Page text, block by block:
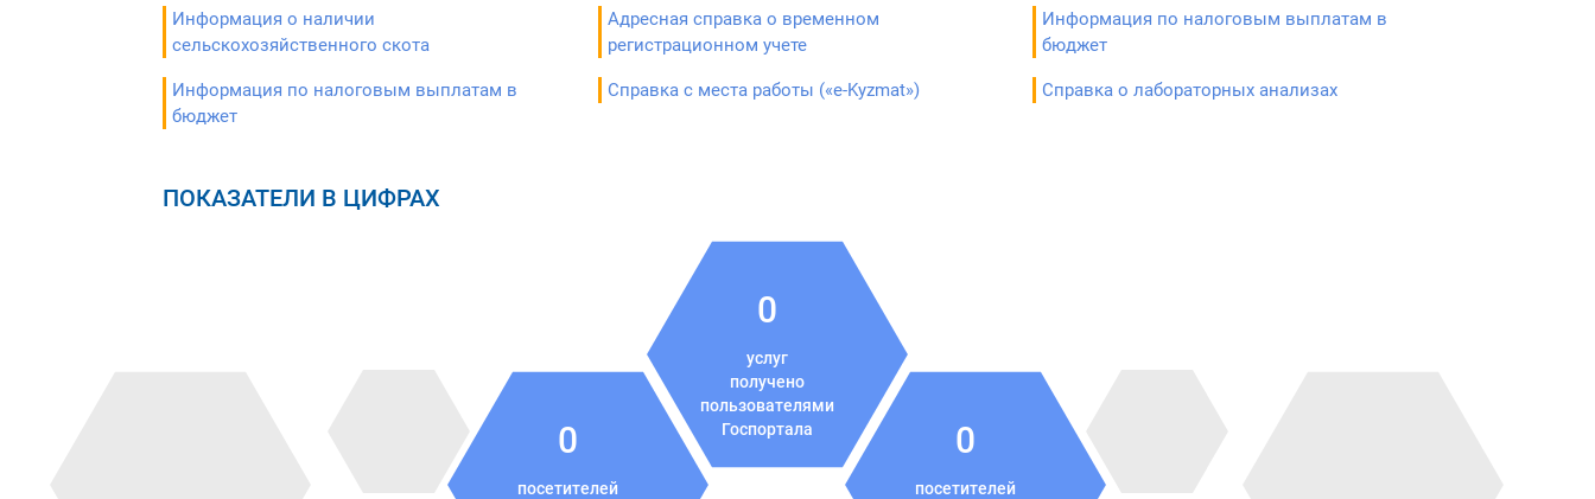
Информация о наличии
сельскохозяйственного скота
Адресная справка о временном
регистрационном учете
Информация по налоговым выплатам в
бюджет
Информация по налоговым выплатам в
бюджет
Справка с места работы («е-Kyzmat») Справка о лабораторных анализах
ПОКАЗАТЕЛИ В ЦИФРАХ
0
услуг
получено
пользователями
Госпортала
0
посетителей
0
посетителей